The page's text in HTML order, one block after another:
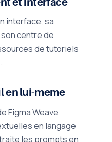
interface, sa
centre de
de tutoriels
en lui-meme
Figma Weave
en langage
les prompts en